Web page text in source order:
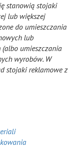
stanowią stojaki
lub większej
do umieszczania
lub
umieszczania
wyrobów. W
stojaki reklamowe z